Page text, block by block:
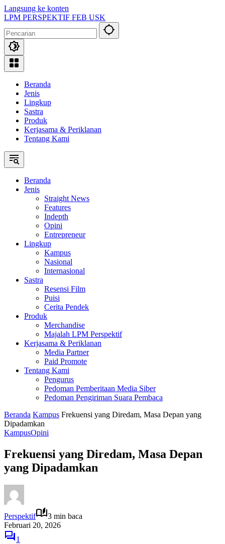
Langsung ke konten
LPM PERSPEKTIF FEB USK
Beranda
Jenis
Lingkup
Sastra
Produk
Kerjasama & Periklanan
Tentang Kami
Beranda
Jenis
Straight News
Features
Indepth
Opini
Entrepreneur
Lingkup
Kampus
Nasional
Internasional
Sastra
Resensi Film
Puisi
Cerita Pendek
Produk
Merchandise
Majalah LPM Perspektif
Kerjasama & Periklanan
Media Partner
Paid Promote
Tentang Kami
Pengurus
Pedoman Pemberitaan Media Siber
Pedoman Pengiriman Suara Pembaca
Beranda Kampus Frekuensi yang Diredam, Masa Depan yang
Dipadamkan
KampusOpini
Frekuensi yang Diredam, Masa Depan
yang Dipadamkan
Perspektif
3 min baca
Februari 20, 2026
1